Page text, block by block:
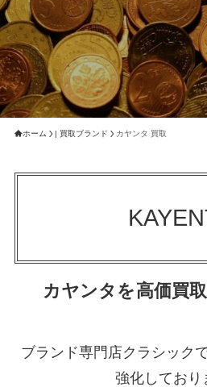
ホーム | 買取ブランド カヤンタ 買取
カヤンタを高価買
ブランド専門店クラシック
強化しており